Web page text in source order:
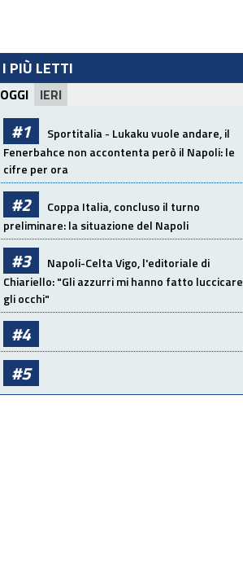
I PIÙ LETTI
OGGI IERI
#1
Sportitalia - Lukaku vuole andare, il
Fenerbahce non accontenta però il Napoli: le
cifre per ora
#2
Coppa Italia, concluso il turno
preliminare: la situazione del Napoli
#3
Napoli-Celta Vigo, l'editoriale di
Chiariello: "Gli azzurri mi hanno fatto luccicare
gli occhi"
#4
#5